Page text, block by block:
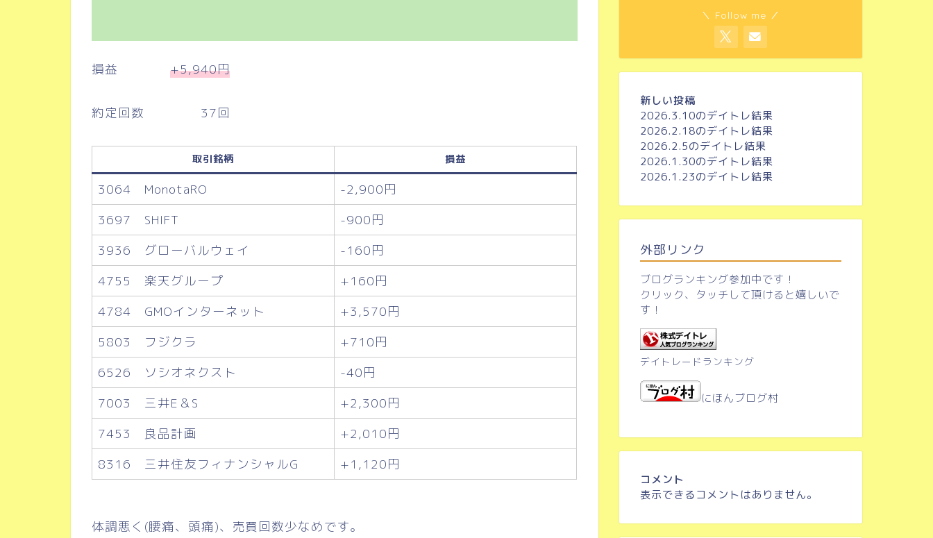
損益+5,940円
約定回数 37回
取引銘柄 損益
3064 MonotaRO
-2,900円
3697 SHIFT
-900円
3936 グローバルウェイ
-160円
4755 楽天グループ
+160円
4784 GMOインターネット
+3,570円
5803 フジクラ
+710円
6526 ソシオネクスト
-40円
7003 三井E＆S
+2,300円
7453 良品計画
+2,010円
8316 三井住友フィナンシャルG
+1,120円
体調悪く(腰痛、頭痛)、売買回数少なめです。
＼ Follow me ／
新しい投稿
2026.3.10のデイトレ結果
2026.2.18のデイトレ結果
2026.2.5のデイトレ結果
2026.1.30のデイトレ結果
2026.1.23のデイトレ結果
外部リンク
ブログランキング参加中です！
クリック、タッチして頂けると嬉しいで
す！
デイトレードランキング
にほんブログ村
コメント
表示できるコメントはありません。